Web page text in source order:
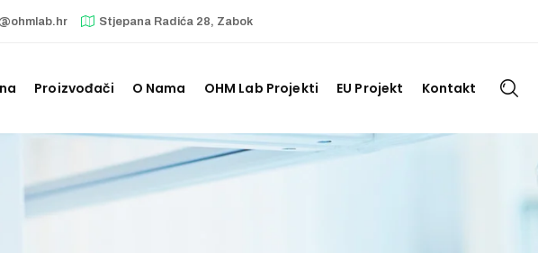
Stjepana Radića 28, Zabok
Proizvođači O Nama OHM Lab Projekti EU Projekt Kontakt